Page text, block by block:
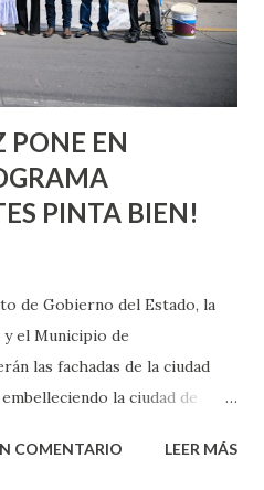
persona con
es mejor cuando ambas partes
PONE EN
PINTA BIEN!
de Gobierno del Estado, la
el Municipio de
las fachadas de la ciudad
la ciudad de
inicio al programa
COMENTARIO LEER MÁS